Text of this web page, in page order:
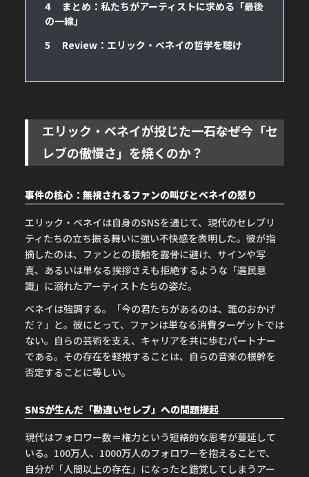
4
まとめ：私たちがアーティストに求める「最後
の一線」
5
Review：エリック・ベネイの哲学を聴け
エリック・ベネイが投じた一石――なぜ今「セ
レブの傲慢さ」を焼くのか？
事件の核心：無視されるファンの叫びとベネイの怒り
エリック・ベネイは自身のSNSを通じて、現代のセレブリ
ティたちの立ち振る舞いに強い不快感を表明した。彼が指
摘したのは、ファンとの接触を露骨に避け、サインや写
真、あるいは単なる挨拶さえも拒絶するような「選民意
識」に溺れたアーティストたちの姿だ。
ベネイは強調する。「今の君たちがあるのは、誰のおかげ
だ？」と。彼にとって、ファンは単なる消費ターゲットでは
ない。自らの芸術を支え、キャリアを共に歩むパートナー
である。その存在を軽視することは、自らの音楽の根幹を
否定することに等しい。
SNSが生んだ「勘違いセレブ」への問題提起
現代はフォロワー数＝権力という短絡的な思考が蔓延して
いる。100万人、1000万人のフォロワーを抱えることで、
自分が「人間以上の存在」になったと錯覚してしまうアー